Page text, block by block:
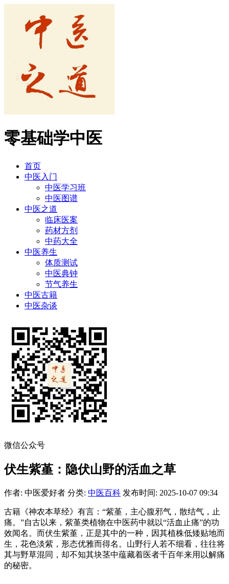
零基础学中医
首页
中医入门
中医学习班
中医图谱
中医之道
临床医案
药材方剂
中药大全
中医养生
体质测试
中医典钟
节气养生
中医古籍
中医杂谈
微信公众号
伏生紫堇：隐伏山野的活血之草
作者: 中医爱好者 分类: 中医百科 发布时间: 2025-10-07 09:34
古籍《神农本草经》有言：“紫堇，主心腹邪气，散结气，止
痛。”自古以来，紫堇类植物在中医药中就以“活血止痛”的功
效闻名。而伏生紫堇，正是其中的一种，因其植株低矮贴地而
生，花色淡紫，形态优雅而得名。山野行人若不细看，往往将
其与野草混同，却不知其块茎中蕴藏着医者千百年来用以解痛
的秘密。